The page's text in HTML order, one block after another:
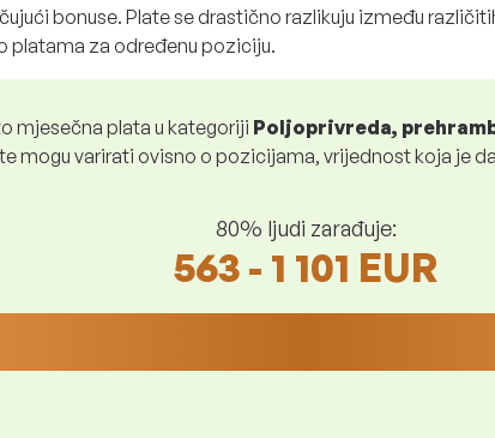
bonuse. Plate se drastično razlikuju između
platama za određenu poziciju.
mjesečna plata u kategoriji Poljoprivreda,
mogu varirati ovisno o pozicijama, vrijednost koja je
80% ljudi zarađuje:
563 - 1 101 EUR